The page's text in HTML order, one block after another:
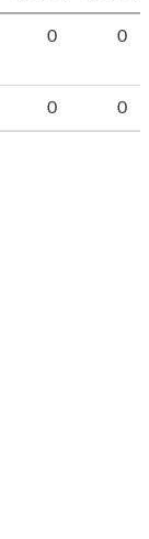
0 0
0 0